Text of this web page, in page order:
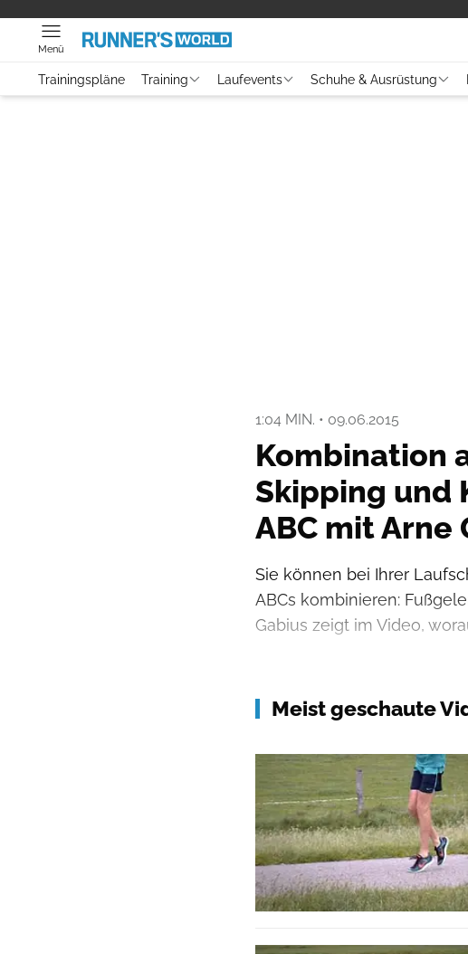
Menü
Trainingspläne Training Laufevents Schuhe & Ausrüstung
1:04 MIN. • 09.06.2015
Kombination
Skipping und
ABC mit Arne
Sie können bei Ihrer
ABCs kombinieren:
Gabius zeigt im Video,
Meist geschaute